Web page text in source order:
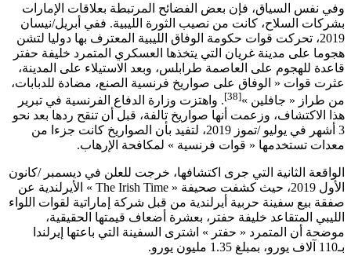
وفي نفس السياق، فإن بعض الفضائح المرتبطة بعلاقات الإمارات
بشركات السلاح، كانت من نصيب الثورة الليبية. ففي أبريل/نيسان
2019، تحركت قوات حكومة الوفاق الليبية المعترف بها دوليا لتشن
هجوما على مدينة غريان التي يتخذها العسكري المتمرد خليفة حفتر
قاعدة للهجوم على العاصمة طرابلس، وبعد الاستيلاء على المدينة،
عثرت قوات « الوفاق على صواريخ فرنسية الصنع، مضادة للدبابات،
من طراز « جافلين »[38]. واهتزت وزارة الدفاع الفرنسية في تبرير
هذا الاكتشاف، وزعمت أنها صواريخ تالفة، قبل أن تنقح ردها بعد نحو
3 أشهر في يوليو /تموز 2019، لتفيد بأن الصواريخ كانت جزءا من
معدات تستخدمها « قوات فرنسية » لمكافحة الإرهاب.
الواقعة الثانية التي جرى اكتشافها، خرجت للعلن في ديسمبر /كانون
الأول 2019، حيث كشفت صحيفة «
The Irish Time » الأيرلندية عن
صفقة بيع سفينة حربية أيرلندية من قبل شركة إماراتية لقوات اللواء
الليبي المتقاعد خليفة حفتر، بعشرة أضعاف قيمتها الحقيقية،
موضحة أن المتمرد « حفتر » اشترى السفينة التي باعتها إيرلندا
بـ110 آلاف يورو، بمبلغ 1.35 مليون يورو.